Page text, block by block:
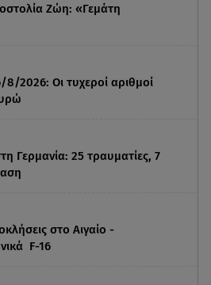
Ζώη: «Γεμάτη
2026: Οι τυχεροί αριθμοί
Γερμανία: 25 τραυματίες, 7
στο Αιγαίο -
F-16